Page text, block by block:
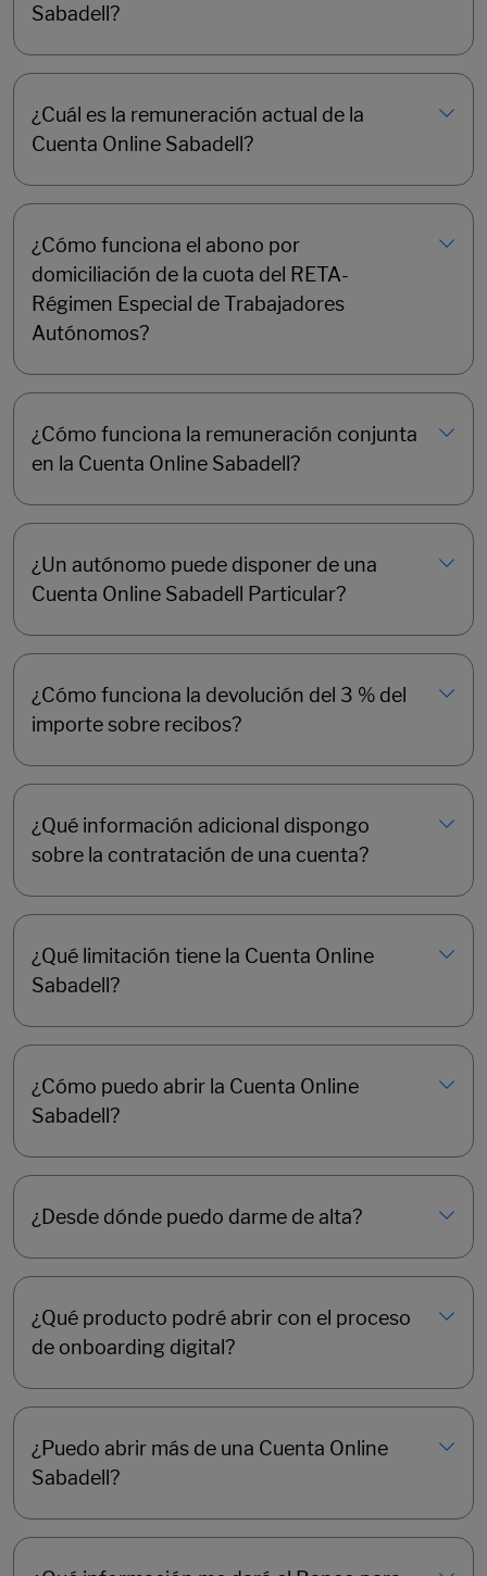
Sabadell?
¿Cuál es la remuneración actual de la
Cuenta Online Sabadell?
¿Cómo funciona el abono por
domiciliación de la cuota del RETA-
Régimen Especial de Trabajadores
Autónomos?
¿Cómo funciona la remuneración conjunta
en la Cuenta Online Sabadell?
¿Un autónomo puede disponer de una
Cuenta Online Sabadell Particular?
¿Cómo funciona la devolución del 3 % del
importe sobre recibos?
¿Qué información adicional dispongo
sobre la contratación de una cuenta?
¿Qué limitación tiene la Cuenta Online
Sabadell?
¿Cómo puedo abrir la Cuenta Online
Sabadell?
¿Desde dónde puedo darme de alta?
¿Qué producto podré abrir con el proceso
de onboarding digital?
¿Puedo abrir más de una Cuenta Online
Sabadell?